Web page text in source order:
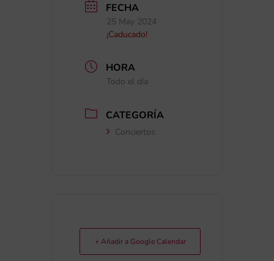
FECHA
25 May 2024
¡Caducado!
HORA
Todo el día
CATEGORÍA
Conciertos
+ Añadir a Google Calendar